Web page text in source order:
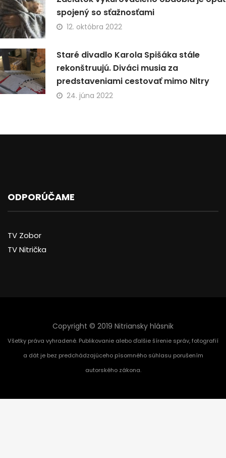
spojený so sťažnosťami
12. októbra 2022
Staré divadlo Karola Spišáka stále
rekonštruujú. Diváci musia za
predstaveniami cestovať mimo Nitry
24. júna 2022
ODPORÚČAME
TV Zobor
TV Nitrička
Copyright © 2019 Nitriansky hlásnik
Všetky práva vyhradené. Publikovanie alebo ďalšie šírenie správ, fotografií
a dát je bez predchádzajúceho písomného súhlasu porušením
autorského zákona.